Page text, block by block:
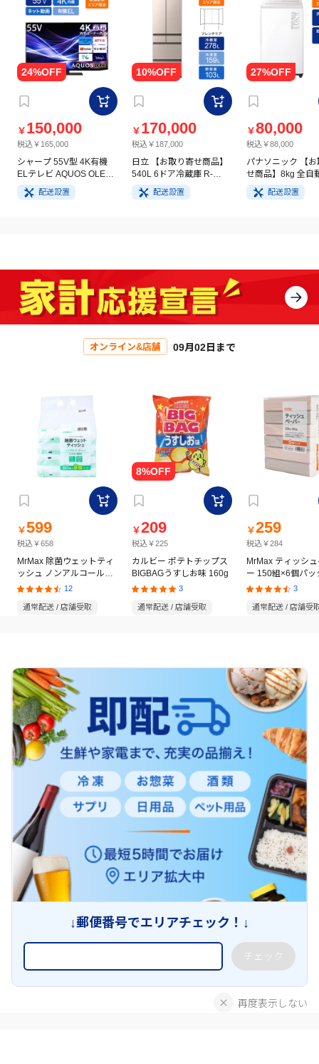
￥ 150,000
税込￥165,000
シャープ 55V型 4K有機
ELテレビ AQUOS OLED
4T-C55GQ3
配送設置
￥ 170,000
税込￥187,000
日立 【お取り寄せ商品】
540L 6ドア冷蔵庫 R-
HW54V(N) ライトゴール
ド
配送設置
￥80,000
税込￥88,000
パナソニック 【お
せ商品】8kg 全自
洗濯機 NA-
イト
配送設置
オンライン&店舗 09月02日まで
￥599
税込￥658
MrMax 除菌ウェットティ
ッシュ ノンアルコールタ
イプ 60枚×8個パック
12
通常配送 / 店舗受取
￥209
税込￥225
カルビー ポテトチップス
BIGBAGうすしお味 160g
3
通常配送 / 店舗受取
￥259
税込￥284
MrMax ティッシ
ー 150組×6個パッ
3
通常配送 / 店舗受
↓郵便番号でエリアチェック！↓
チェック
再度表示しない